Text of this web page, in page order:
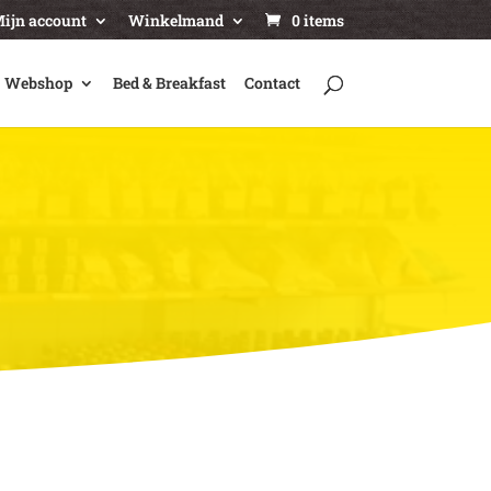
account Winkelmand 0 items
Webshop Bed & Breakfast Contact